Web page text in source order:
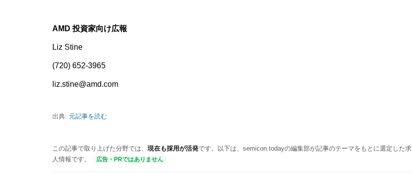
AMD 投資家向け広報
Liz Stine
(720) 652-3965
liz.stine@amd.com
出典: 元記事を読む
この記事で取り上げた分野では、 現在も採用が活発です。以下は、semicon.todayの編集部が記事のテーマをもとに選定した求
人情報です。
広告・PRではありません